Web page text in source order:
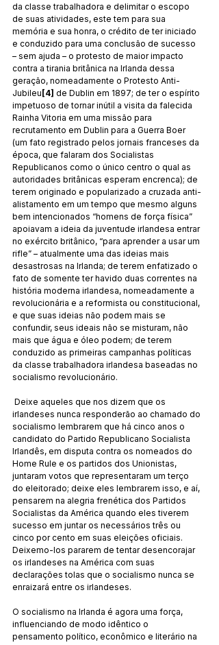
da classe trabalhadora e delimitar o escopo
de suas atividades, este tem para sua
memória e sua honra, o crédito de ter iniciado
e conduzido para uma conclusão de sucesso
– sem ajuda – o protesto de maior impacto
contra a tirania britânica na Irlanda dessa
geração, nomeadamente o Protesto Anti-
Jubileu [4] de Dublin em 1897; de ter o espírito
impetuoso de tornar inútil a visita da falecida
Rainha Vitoria em uma missão para
recrutamento em Dublin para a Guerra Boer
(um fato registrado pelos jornais franceses da
época, que falaram dos Socialistas
Republicanos como o único centro o qual as
autoridades britânicas esperam encrenca); de
terem originado e popularizado a cruzada anti-
alistamento em um tempo que mesmo alguns
bem intencionados “homens de força física”
apoiavam a ideia da juventude irlandesa entrar
no exército britânico, “para aprender a usar um
rifle” – atualmente uma das ideias mais
desastrosas na Irlanda; de terem enfatizado o
fato de somente ter havido duas correntes na
história moderna irlandesa, nomeadamente a
revolucionária e a reformista ou constitucional,
e que suas ideias não podem mais se
confundir, seus ideais não se misturam, não
mais que água e óleo podem; de terem
conduzido as primeiras campanhas políticas
da classe trabalhadora irlandesa baseadas no
socialismo revolucionário.
irlandeses nunca responderão ao chamado do
socialismo lembrarem que há cinco anos o
candidato do Partido Republicano Socialista
Irlandês, em disputa contra os nomeados do
Home Rule e os partidos dos Unionistas,
juntaram votos que representaram um terço
do eleitorado; deixe eles lembrarem isso, e aí,
pensarem na alegria frenética dos Partidos
Socialistas da América quando eles tiverem
sucesso em juntar os necessários três ou
cinco por cento em suas eleições oficiais.
Deixemo-los pararem de tentar desencorajar
os irlandeses na América com suas
declarações tolas que o socialismo nunca se
enraizará entre os irlandeses.
O socialismo na Irlanda é agora uma força,
influenciando de modo idêntico o
pensamento político, econômico e literário na